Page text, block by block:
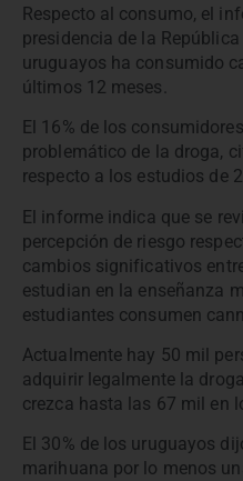
Respecto al consumo, el
presidencia de la
uruguayos ha consumido
últimos 12 meses.
El 16% de los
problemático de la droga,
respecto a los estudios de
El informe indica que se
percepción de riesgo
cambios significativos
estudian en la enseñanza
estudiantes consumen
Actualmente hay 50 mil
adquirir legalmente la
crezca hasta las 67 mil en
El 30% de los uruguayos
marihuana por lo menos